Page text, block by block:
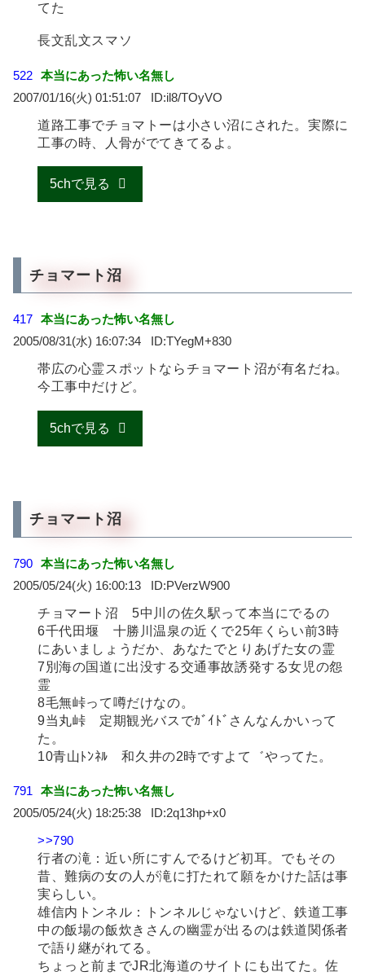
てた
長文乱文スマソ
522 本当にあった怖い名無し
2007/01/16(火) 01:51:07
il8/TOyVO
道路工事でチョマトーは小さい沼にされた。実際に
工事の時、人骨がでてきてるよ。
5chで見る
チョマート沼
417 本当にあった怖い名無し
2005/08/31(水) 16:07:34
TYegM+830
帯広の心霊スポットならチョマート沼が有名だね。
今工事中だけど。
5chで見る
チョマート沼
790 本当にあった怖い名無し
2005/05/24(火) 16:00:13
PVerzW900
チョマート沼 5中川の佐久駅って本当にでるの
6千代田堰 十勝川温泉の近くで25年くらい前3時
にあいましょうだか、あなたでとりあげた女の霊
7別海の国道に出没する交通事故誘発する女児の怨
霊
8毛無峠って噂だけなの。
9当丸峠 定期観光バスでｶﾞｲﾄﾞさんなんかいって
た。
10青山ﾄﾝﾈﾙ 和久井の2時ですよて゛やってた。
791
本当にあった怖い名無し
2005/05/24(火) 18:25:38
2q13hp+x0
>>790
行者の滝：近い所にすんでるけど初耳。でもその
昔、難病の女の人が滝に打たれて願をかけた話は事
実らしい。
雄信内トンネル：トンネルじゃないけど、鉄道工事
中の飯場の飯炊きさんの幽霊が出るのは鉄道関係者
で語り継がれてる。
ちょっと前までJR北海道のサイトにも出てた。佐